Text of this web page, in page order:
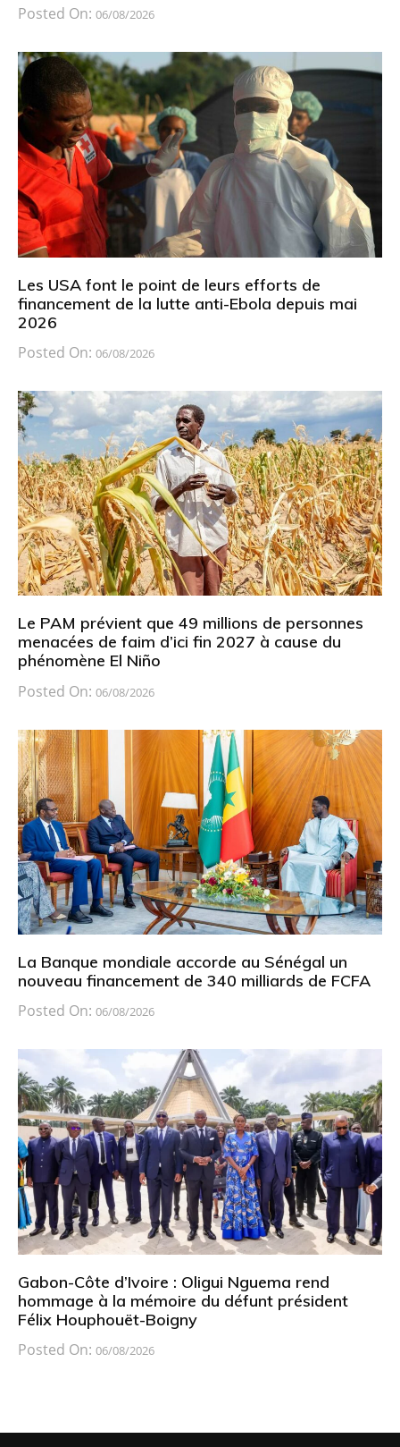
Posted On: 06/08/2026
Les USA font le point de leurs efforts de
financement de la lutte anti-Ebola depuis mai
2026
Posted On: 06/08/2026
Le PAM prévient que 49 millions de personnes
menacées de faim d’ici fin 2027 à cause du
phénomène El Niño
Posted On: 06/08/2026
La Banque mondiale accorde au Sénégal un
nouveau financement de 340 milliards de FCFA
Posted On: 06/08/2026
Gabon-Côte d’Ivoire : Oligui Nguema rend
hommage à la mémoire du défunt président
Félix Houphouët-Boigny
Posted On: 06/08/2026